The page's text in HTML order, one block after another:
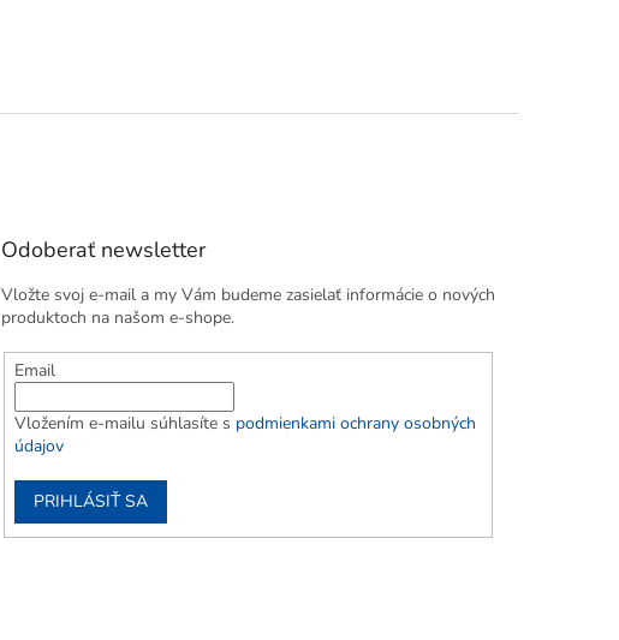
Odoberať newsletter
Vložte svoj e-mail a my Vám budeme zasielať informácie o nových
produktoch na našom e-shope.
Email
Vložením e-mailu súhlasíte s podmienkami ochrany osobných
údajov
PRIHLÁSIŤ SA